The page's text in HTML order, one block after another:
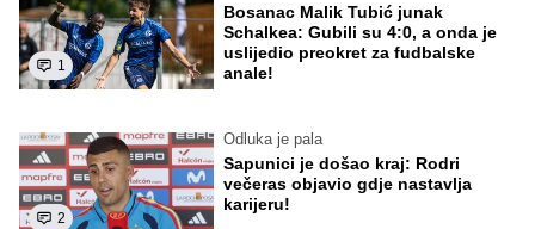
1
Bosanac Malik Tubić junak
Schalkea: Gubili su 4:0, a onda je
uslijedio preokret za fudbalske
anale!
2
Odluka je pala
Sapunici je došao kraj: Rodri
večeras objavio gdje nastavlja
karijeru!